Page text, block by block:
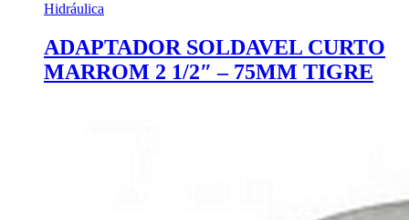
Hidráulica
ADAPTADOR SOLDAVEL CURTO
MARROM 2 1/2″ – 75MM TIGRE